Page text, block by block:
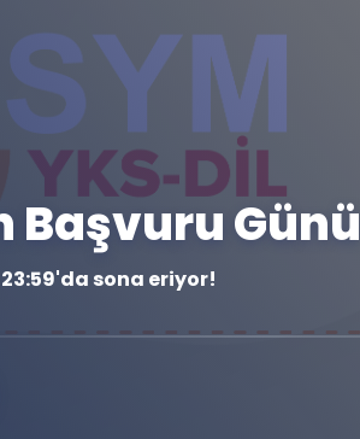
Başvuru Günü
sona eriyor!